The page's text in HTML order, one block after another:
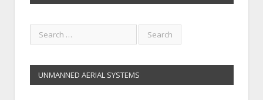
UNMANNED AERIAL SYSTEMS